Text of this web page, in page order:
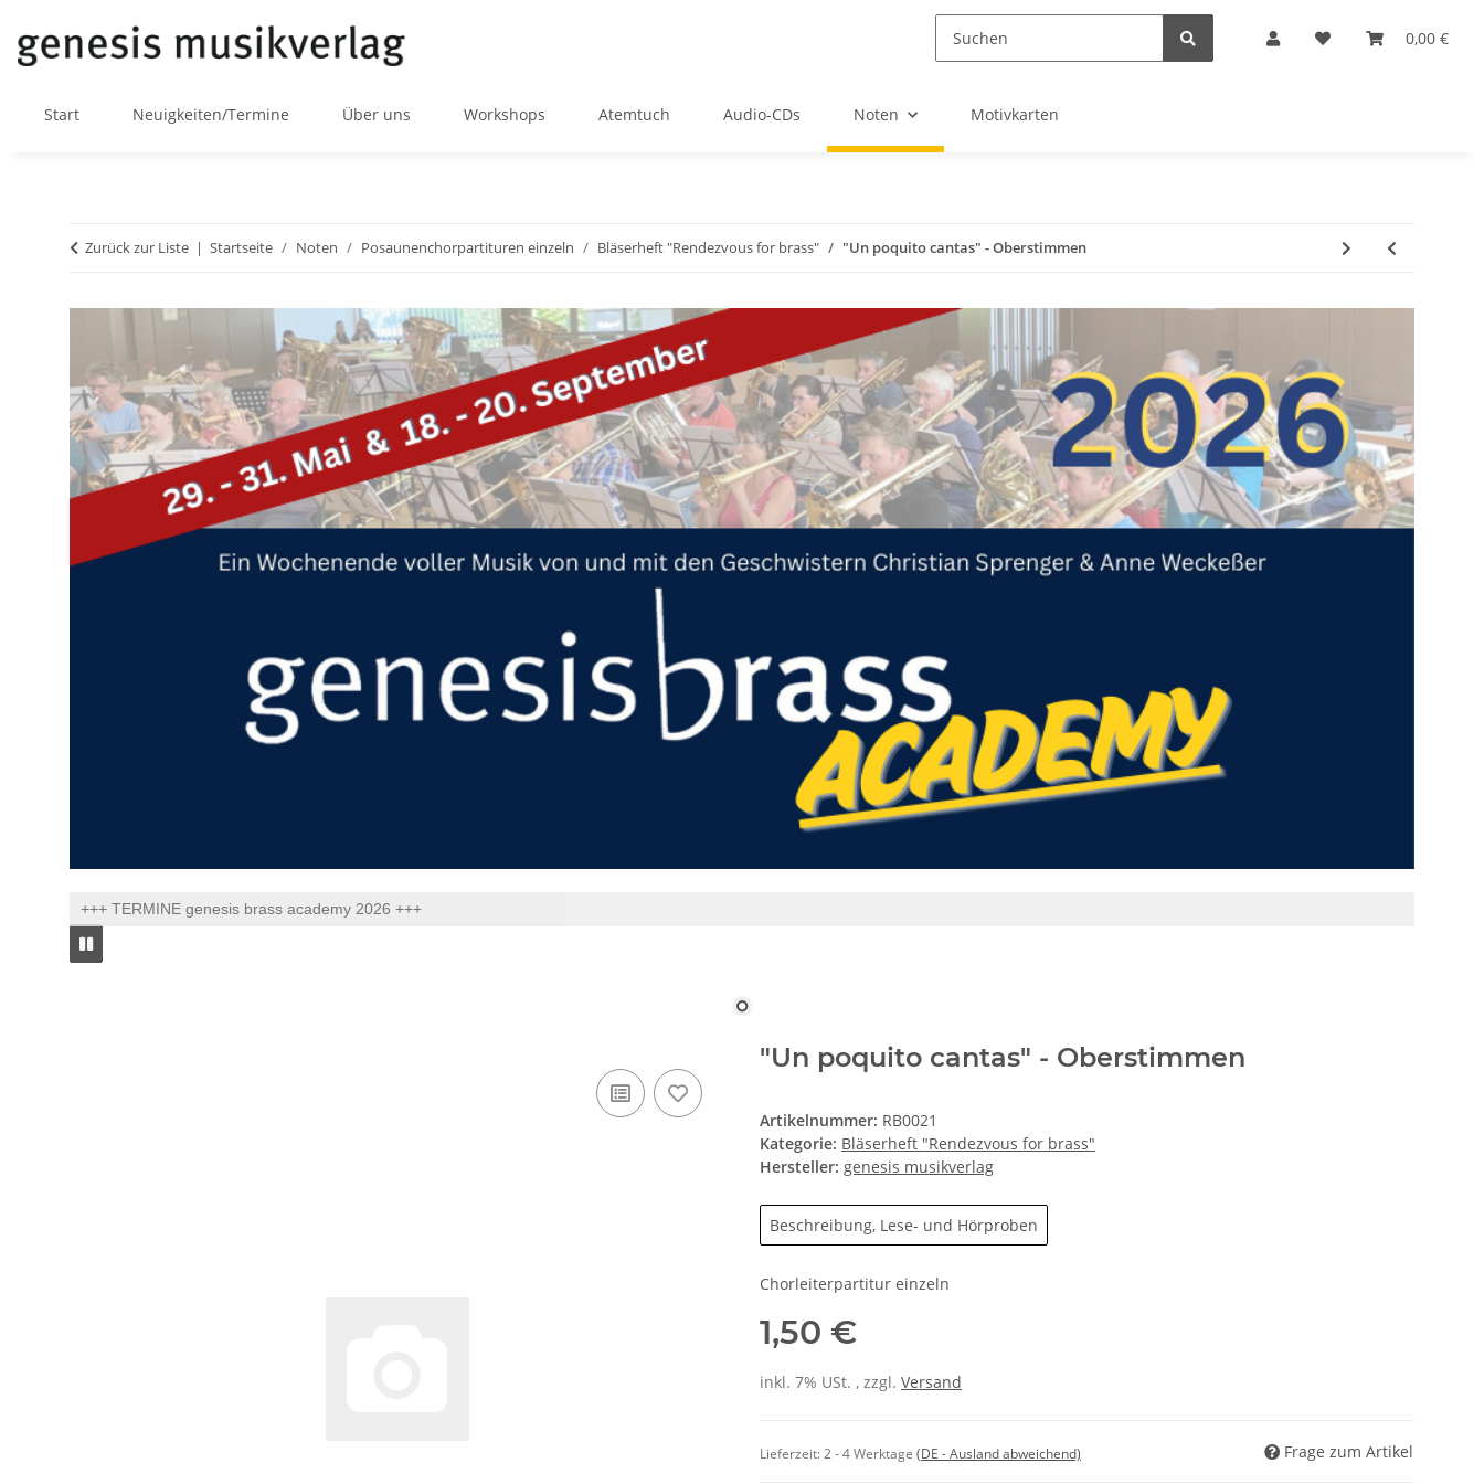
0,00 €
Atemtuch Audio-CDs Noten Motivkarten
Start Neuigkeiten/Termine Über uns Workshops
Zurück zur Liste Startseite Noten Posaunenchorpartituren einzeln Bläserheft "Rendezvous for brass" "Un poquito cantas" - Oberstimmen
+++ TERMINE genesis brass academy 2026 +++
"Un poquito cantas" - Oberstimmen
Artikelnummer: RB0021
Kategorie: Bläserheft "Rendezvous for brass"
Hersteller: genesis musikverlag
Beschreibung, Lese- und Hörproben
Chorleiterpartitur einzeln
1,50 €
inkl. 7% USt. , zzgl. Versand
Lieferzeit:2 - 4 Werktage (DE - Ausland abweichend) Frage zum Artikel